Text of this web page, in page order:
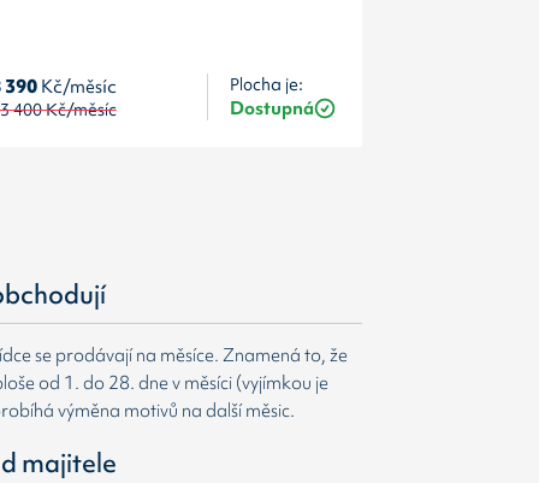
390Kč/měsíc
400Kč/měsíc
Plocha je:
Dostupná
se prodávají na měsíce. Znamená to, že
od 1. do 28. dne v měsíci (vyjímkou je
výměna motivů na další měsic.
majitele